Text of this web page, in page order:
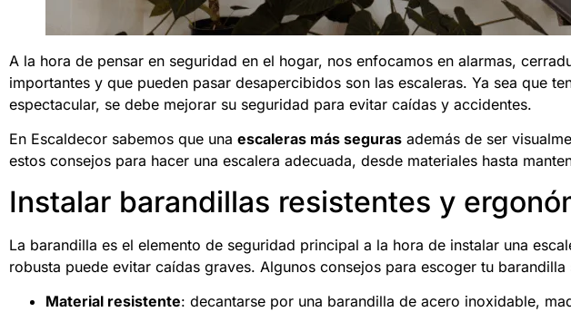
A la hora de pensar en seguridad en el hogar, nos enfocamos en alarmas,
importantes y que pueden pasar desapercibidos son las escaleras. Ya sea que
espectacular, se debe mejorar su seguridad para evitar caídas y accidentes.
En Escaldecor sabemos que una escaleras más seguras además de ser
estos consejos para hacer una escalera adecuada, desde materiales hasta
Instalar barandillas resistentes y
La barandilla es el elemento de seguridad principal a la hora de instalar una
robusta puede evitar caídas graves. Algunos consejos para escoger tu barandilla
Material resistente: decantarse por una barandilla de acero inoxidable,